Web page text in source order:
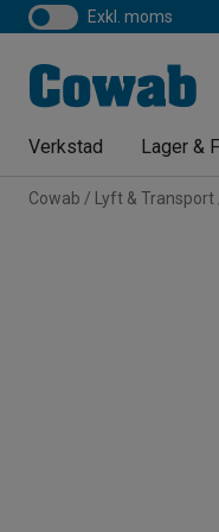
exkl. moms
Verkstad Lager &
Cowab Lyft & Transport